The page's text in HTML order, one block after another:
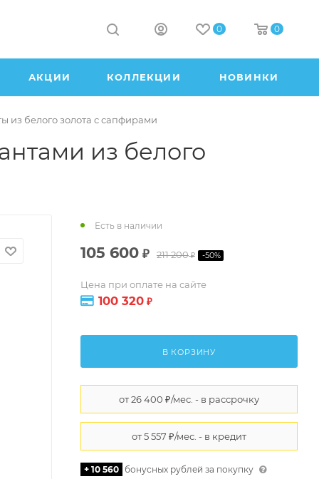
0 0
АКЦИИ КОЛЛЕКЦИИ НОВИНКИ
из белого золота с сапфирами
из белого
Есть в наличии
105 600 ₽ 211 200₽ -50%
Цена при оплате на сайте
100 320 ₽
В КОРЗИНУ
+ 10 560 бонусных рублей за покупку